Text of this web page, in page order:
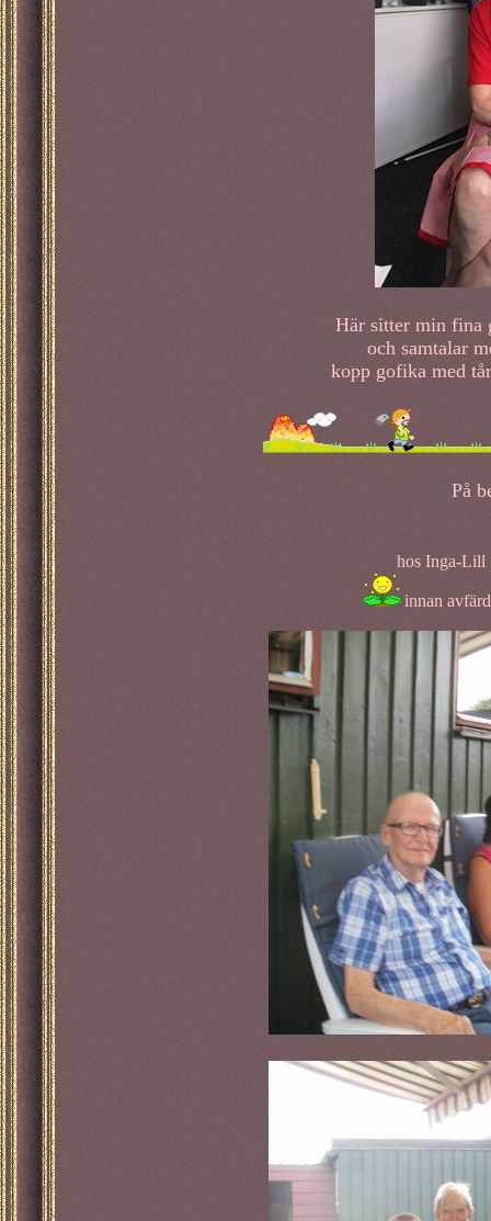
Här sitter min fina
och samtalar
kopp gofika med
På
hos Inga-Lill
innan